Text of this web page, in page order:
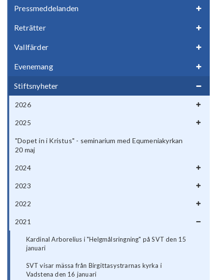
Pressmeddelanden
Reträtter
Vallfärder
Evenemang
Stiftsnyheter
2026
2025
"Dopet in i Kristus" - seminarium med Equmeniakyrkan
20 maj
2024
2023
2022
2021
Kardinal Arborelius i "Helgmålsringning" på SVT den 15
januari
SVT visar mässa från Birgittasystrarnas kyrka i
Vadstena den 16 januari